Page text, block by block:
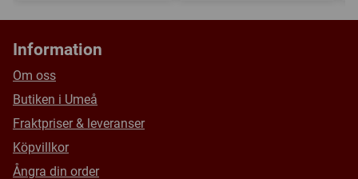
Information
Om oss
Butiken i Umeå
Fraktpriser & leveranser
Köpvillkor
Ångra din order